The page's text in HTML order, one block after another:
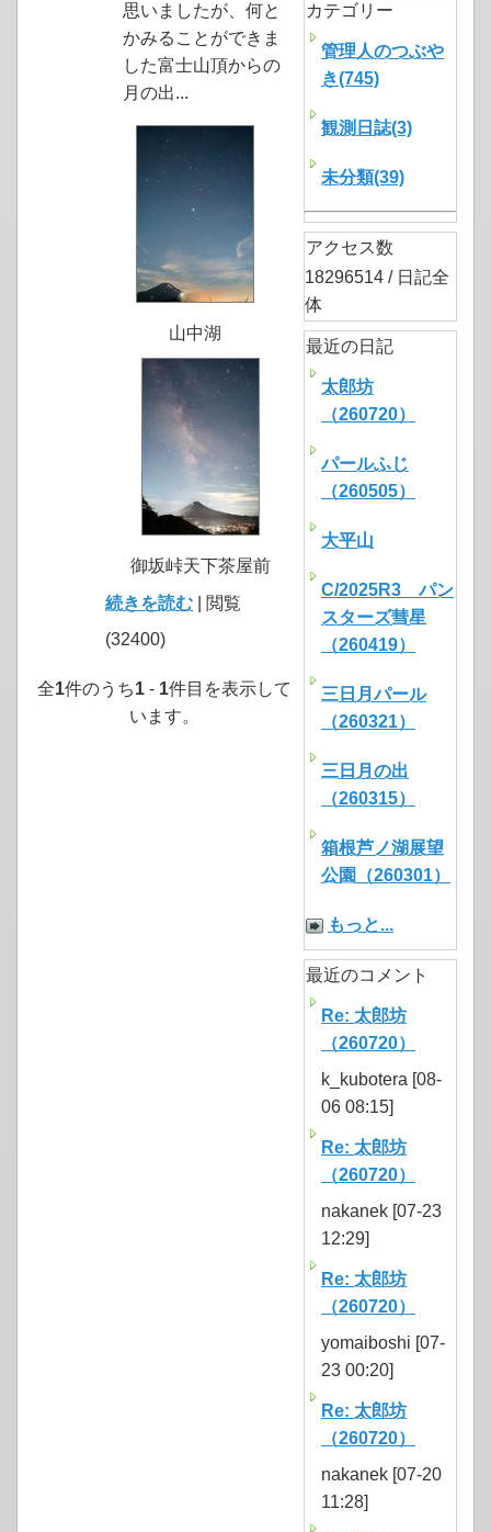
思いましたが、何と
かみることができま
した富士山頂からの
月の出...
山中湖
御坂峠天下茶屋前
続きを読む | 閲覧
(32400)
全1件のうち1 - 1件目を表示して
います。
カテゴリー
管理人のつぶや
き(745)
観測日誌(3)
未分類(39)
アクセス数
18296514 / 日記全
体
最近の日記
太郎坊
（260720）
パールふじ
（260505）
大平山
C/2025R3 パン
スターズ彗星
（260419）
三日月パール
（260321）
三日月の出
（260315）
箱根芦ノ湖展望
公園（260301）
もっと...
最近のコメント
Re: 太郎坊
（260720）
k_kubotera [08-
06 08:15]
Re: 太郎坊
（260720）
nakanek [07-23
12:29]
Re: 太郎坊
（260720）
yomaiboshi [07-
23 00:20]
Re: 太郎坊
（260720）
nakanek [07-20
11:28]